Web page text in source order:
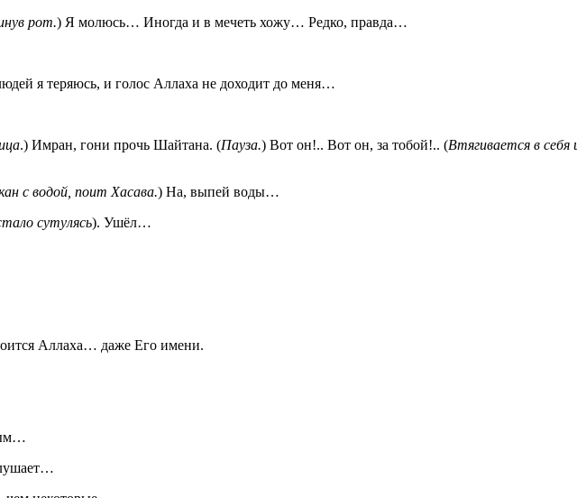
рот.) Я молюсь… Иногда и в мечеть хожу… Редко, правда…
я теряюсь, и голос Аллаха не доходит до меня…
.) Имран, гони прочь Шайтана. (Пауза.) Вот он!.. Вот он, за тобой!.. (Втягивается в
с водой, поит Хасава.) На, выпей воды…
сутулясь). Ушёл…
Аллаха… даже Его имени.